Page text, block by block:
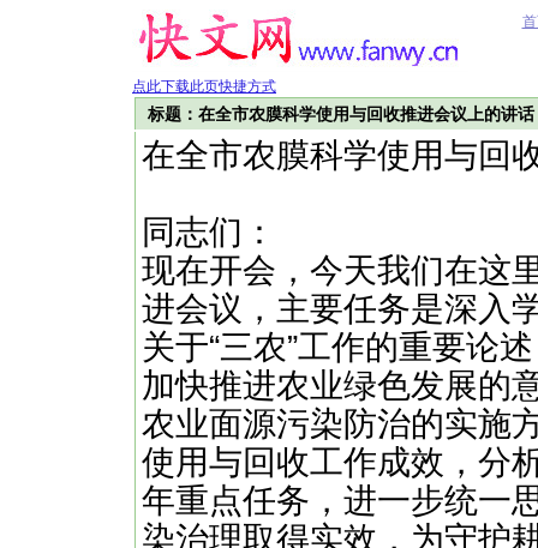
点此下载此页快捷方式
标题：在全市农膜科学使用与回收推进会议上的讲话
在全市农膜科学使用与回
同志们：
现在开会，今天我们在这
进会议，主要任务是深入
关于“三农”工作的重要论
加快推进农业绿色发展的
农业面源污染防治的实施
使用与回收工作成效，分
年重点任务，进一步统一
染治理取得实效，为守护